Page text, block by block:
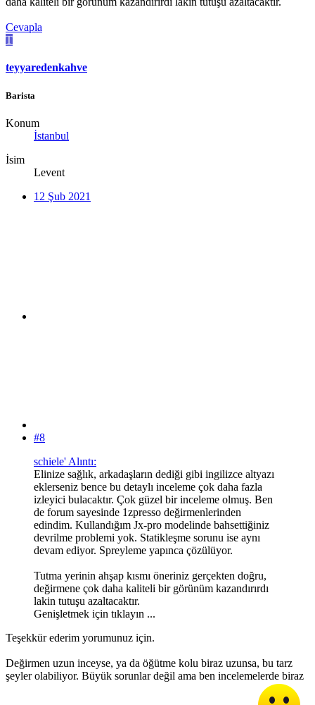
Cevapla
T
teyyaredenkahve
Barista
Konum
İstanbul
İsim
Levent
12 Şub 2021
#8
schiele' Alıntı:
Elinize sağlık, arkadaşların dediği gibi ingilizce altyazı
eklerseniz bence bu detaylı inceleme çok daha fazla
izleyici bulacaktır. Çok güzel bir inceleme olmuş. Ben
de forum sayesinde 1zpresso değirmenlerinden
edindim. Kullandığım Jx-pro modelinde bahsettiğiniz
devrilme problemi yok. Statikleşme sorunu ise aynı
devam ediyor. Spreyleme yapınca çözülüyor.
Tutma yerinin ahşap kısmı öneriniz gerçekten doğru,
değirmene çok daha kaliteli bir görünüm kazandırırdı
lakin tutuşu azaltacaktır.
Genişletmek için tıklayın ...
Teşekkür ederim yorumunuz için.
Değirmen uzun inceyse, ya da öğütme kolu biraz uzunsa, bu tarz
şeyler olabiliyor. Büyük sorunlar değil ama ben incelemelerde biraz